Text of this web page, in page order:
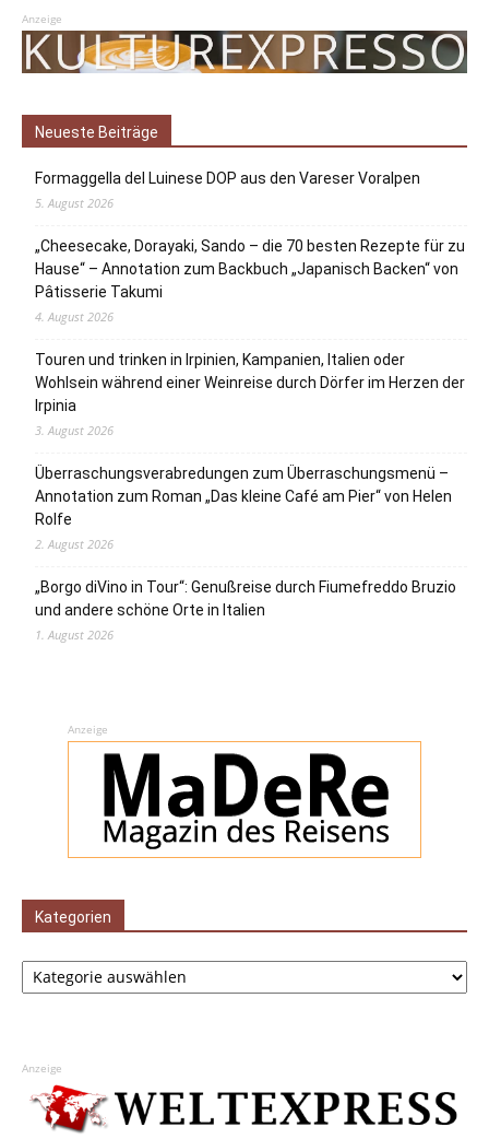
Anzeige
Neueste Beiträge
Formaggella del Luinese DOP aus den Vareser Voralpen
5. August 2026
„Cheesecake, Dorayaki, Sando – die 70 besten Rezepte für zu
Hause“ – Annotation zum Backbuch „Japanisch Backen“ von
Pâtisserie Takumi
4. August 2026
Touren und trinken in Irpinien, Kampanien, Italien oder
Wohlsein während einer Weinreise durch Dörfer im Herzen der
Irpinia
3. August 2026
Überraschungsverabredungen zum Überraschungsmenü –
Annotation zum Roman „Das kleine Café am Pier“ von Helen
Rolfe
2. August 2026
„Borgo diVino in Tour“: Genußreise durch Fiumefreddo Bruzio
und andere schöne Orte in Italien
1. August 2026
Anzeige
Kategorien
Kategorien
Anzeige